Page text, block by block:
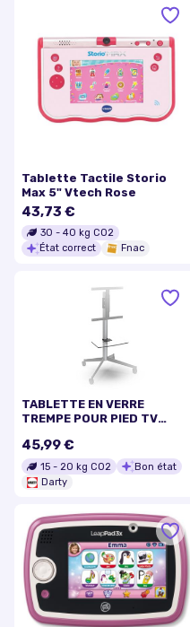
Tablette Tactile Storio
Max 5" Vtech Rose
43,73 €
30 - 40 kg CO2
État correct
Fnac
TABLETTE EN VERRE
TREMPE POUR PIED TV
45,99 €
15 - 20 kg CO2
Bon état
Darty